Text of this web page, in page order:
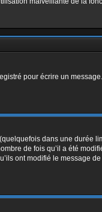
pour écrire un
dans une durée
de fois qu’il a été
ont modifié le message